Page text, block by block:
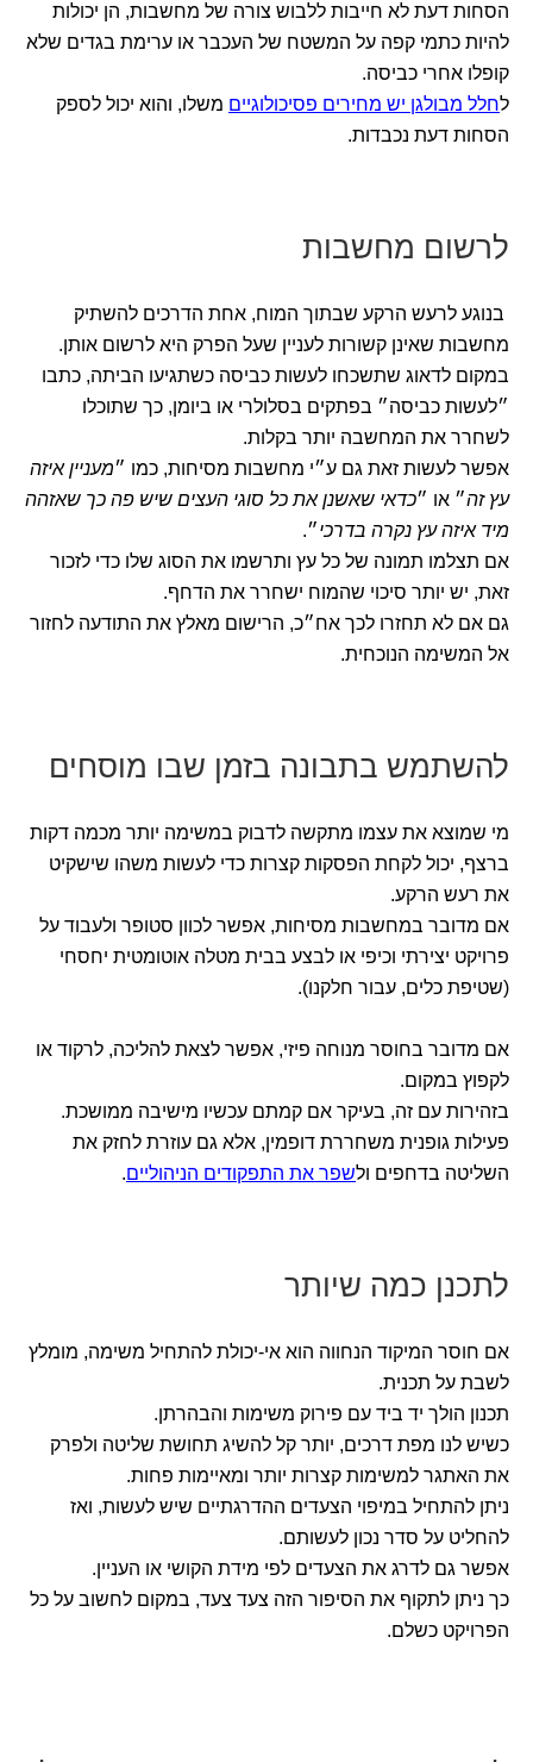
הסחות דעת לא חייבות ללבוש צורה של מחשבות, הן יכולות
להיות כתמי קפה על המשטח של העכבר או ערימת בגדים שלא
קופלו אחרי כביסה.
לחלל מבולגן יש מחירים פסיכולוגיים משלו, והוא יכול לספק
הסחות דעת נכבדות.
לרשום מחשבות
בנוגע לרעש הרקע שבתוך המוח, אחת הדרכים להשתיק
מחשבות שאינן קשורות לעניין שעל הפרק היא לרשום אותן.
במקום לדאוג שתשכחו לעשות כביסה כשתגיעו הביתה, כתבו
״לעשות כביסה״ בפתקים בסלולרי או ביומן, כך שתוכלו
לשחרר את המחשבה יותר בקלות.
אפשר לעשות זאת גם ע״י מחשבות מסיחות, כמו ״מעניין איזה
עץ זה״ או ״כדאי שאשנן את כל סוגי העצים שיש פה כך שאזהה
מיד איזה עץ נקרה בדרכי״.
אם תצלמו תמונה של כל עץ ותרשמו את הסוג שלו כדי לזכור
זאת, יש יותר סיכוי שהמוח ישחרר את הדחף.
גם אם לא תחזרו לכך אח״כ, הרישום מאלץ את התודעה לחזור
אל המשימה הנוכחית.
להשתמש בתבונה בזמן שבו מוסחים
מי שמוצא את עצמו מתקשה לדבוק במשימה יותר מכמה דקות
ברצף, יכול לקחת הפסקות קצרות כדי לעשות משהו שישקיט
את רעש הרקע.
אם מדובר במחשבות מסיחות, אפשר לכוון סטופר ולעבוד על
פרויקט יצירתי וכיפי או לבצע בבית מטלה אוטומטית יחסחי
(שטיפת כלים, עבור חלקנו).
אם מדובר בחוסר מנוחה פיזי, אפשר לצאת להליכה, לרקוד או
לקפוץ במקום.
בזהירות עם זה, בעיקר אם קמתם עכשיו מישיבה ממושכת.
פעילות גופנית משחררת דופמין, אלא גם עוזרת לחזק את
השליטה בדחפים ולשפר את התפקודים הניהוליים.
לתכנן כמה שיותר
אם חוסר המיקוד הנחווה הוא אי-יכולת להתחיל משימה, מומלץ
לשבת על תכנית.
תכנון הולך יד ביד עם פירוק משימות והבהרתן.
כשיש לנו מפת דרכים, יותר קל להשיג תחושת שליטה ולפרק
את האתגר למשימות קצרות יותר ומאיימות פחות.
ניתן להתחיל במיפוי הצעדים ההדרגתיים שיש לעשות, ואז
להחליט על סדר נכון לעשותם.
אפשר גם לדרג את הצעדים לפי מידת הקושי או העניין.
כך ניתן לתקוף את הסיפור הזה צעד צעד, במקום לחשוב על כל
הפרויקט כשלם.